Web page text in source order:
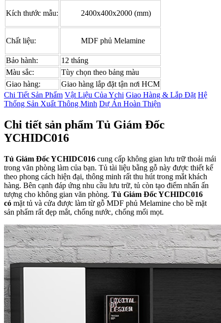
Kích thước mẫu: 2400x400x2000 (mm)
Chất liệu: MDF phủ Melamine
Bảo hành:
12 tháng
Màu sắc:
Tùy chọn theo bảng màu
Giao hàng:
Giao hàng lắp đặt tận nơi HCM
Chi Tiết Sản Phẩm Vật Liệu Của Ychi Giao Hàng & Lắp Đặt Hệ
Thống Sản Xuất Thông Minh Dự Án Hoàn Thiện
Chi tiết sản phẩm Tủ Giám Đốc
YCHIDC016
Tủ Giám Đốc YCHIDC016 cung cấp không gian lưu trữ thoải mái
trong văn phòng làm của bạn. Tủ tài liệu bằng gỗ này được thiết kế
theo phong cách hiện đại, thông minh rất thu hút trong mắt khách
hàng. Bên cạnh đáp ứng nhu cầu lưu trữ, tủ còn tạo điểm nhấn ấn
tượng cho không gian văn phòng. Tủ Giám Đốc YCHIDC016
có mặt tủ và cửa được làm từ gỗ MDF phủ Melamine cho bề mặt
sản phẩm rất đẹp mắt, chống nước, chống mối mọt.